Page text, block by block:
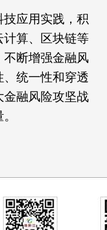
应用实践，积
计算、区块链等
不断增强金融风
、统一性和穿透
金融风险攻坚战